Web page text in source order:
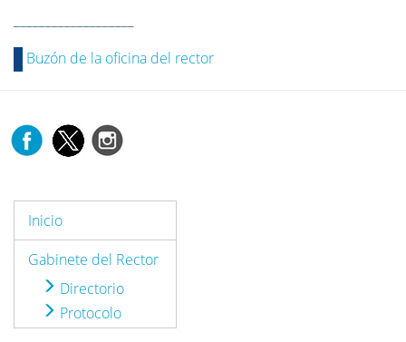
Buzón de la oficina del rector
Inicio
Gabinete del Rector
Directorio
Protocolo